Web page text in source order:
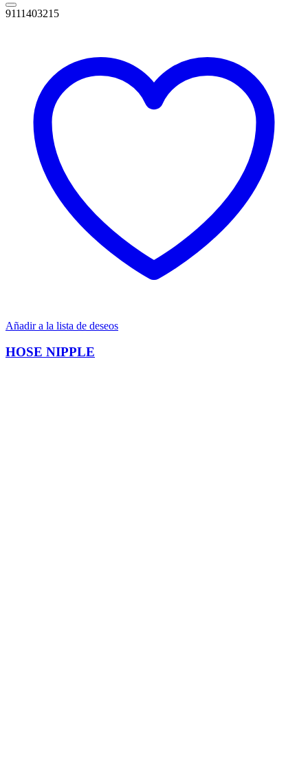
9111403215
Añadir a la lista de deseos
HOSE NIPPLE